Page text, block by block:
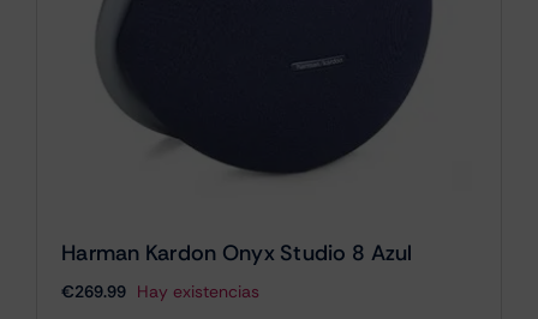
Harman Kardon Onyx Studio 8 Azul
€269.99 Hay existencias